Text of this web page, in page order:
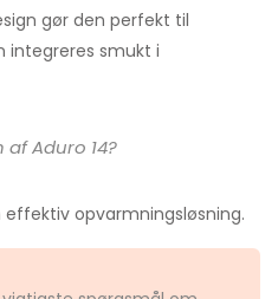
gør den perfekt til
integreres smukt i
Aduro 14?
opvarmningsløsning.